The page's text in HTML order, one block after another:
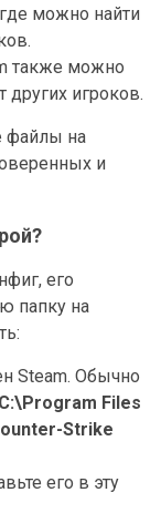
можно найти
также можно
других игроков.
файлы на
и
его
папку на
Steam. Обычно
C:\Program Files
Strike
его в эту